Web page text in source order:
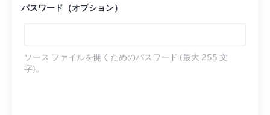
パスワード（オプション）
ソース ファイルを開くためのパスワード (最大 255 文
字)。